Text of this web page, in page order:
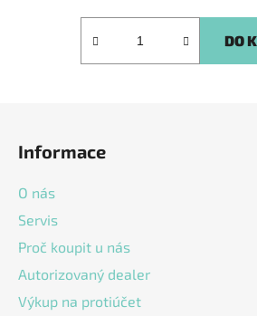
DO
Informace
O nás
Servis
Proč koupit u nás
Autorizovaný dealer
Výkup na protiúčet